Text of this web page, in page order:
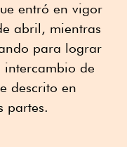
entró en vigor
abril, mientras
para lograr
intercambio de
descrito en
partes.